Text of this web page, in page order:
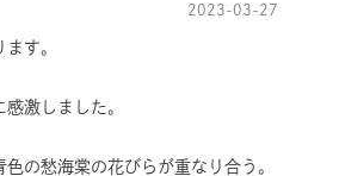
2023-03-27
す。
激しました。
の愁海棠の花びらが重なり合う。